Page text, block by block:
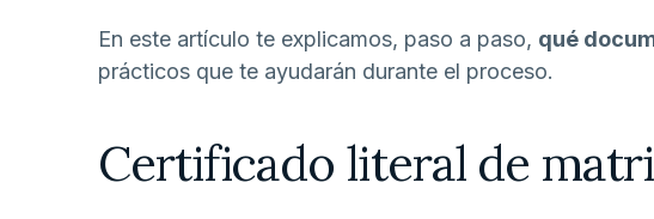
En este artículo te explicamos, paso a paso, qué
prácticos que te ayudarán durante el proceso.
Certificado literal de